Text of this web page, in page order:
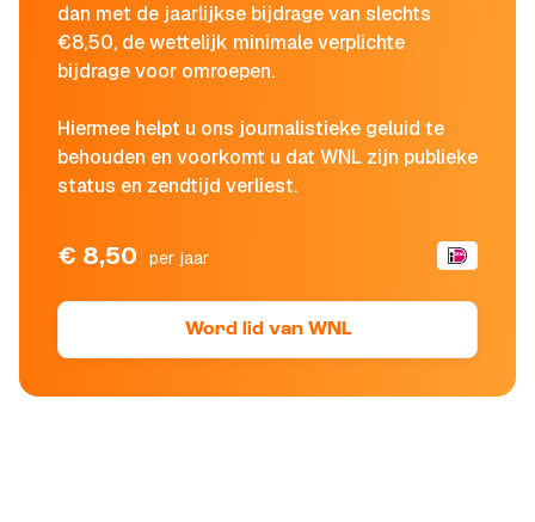
dan met de jaarlijkse bijdrage van slechts
€8,50, de wettelijk minimale verplichte
bijdrage voor omroepen.
Hiermee helpt u ons journalistieke geluid te
behouden en voorkomt u dat WNL zijn publieke
status en zendtijd verliest.
€ 8,50 per jaar
Word lid van WNL